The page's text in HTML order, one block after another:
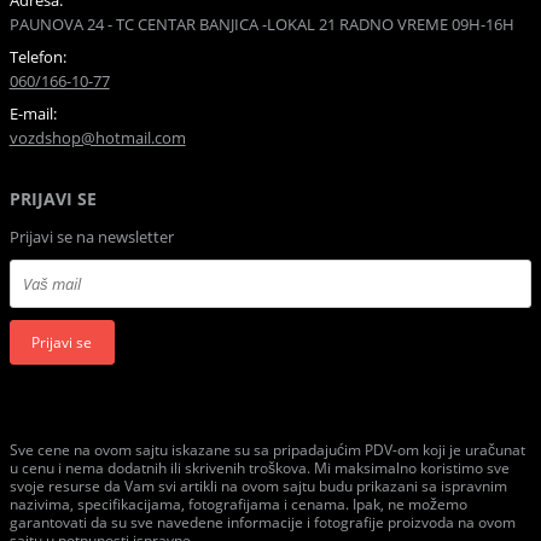
PAUNOVA 24 - TC CENTAR BANJICA -LOKAL 21 RADNO VREME 09H-16H
Telefon:
060/166-10-77
E-mail:
vozdshop@hotmail.com
PRIJAVI SE
Prijavi se na newsletter
Prijavi se
Sve cene na ovom sajtu iskazane su sa pripadajućim PDV-om koji je uračunat
u cenu i nema dodatnih ili skrivenih troškova. Mi maksimalno koristimo sve
svoje resurse da Vam svi artikli na ovom sajtu budu prikazani sa ispravnim
nazivima, specifikacijama, fotografijama i cenama. Ipak, ne možemo
garantovati da su sve navedene informacije i fotografije proizvoda na ovom